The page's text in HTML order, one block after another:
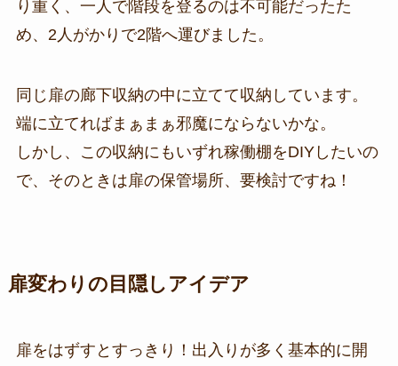
り重く、一人で階段を登るのは不可能だったた
め、2人がかりで2階へ運びました。
同じ扉の廊下収納の中に立てて収納しています。
端に立てればまぁまぁ邪魔にならないかな。
しかし、この収納にもいずれ稼働棚をDIYしたいの
で、そのときは扉の保管場所、要検討ですね！
扉変わりの目隠しアイデア
扉をはずすとすっきり！出入りが多く基本的に開